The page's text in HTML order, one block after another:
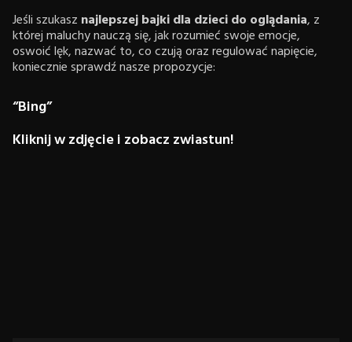
Jeśli szukasz najlepszej bajki dla dzieci do oglądania, z
której maluchy nauczą się, jak rozumieć swoje emocje,
oswoić lęk, nazwać to, co czują oraz regulować napięcie,
koniecznie sprawdź nasze propozycje:
“Bing”
Kliknij w zdjęcie i zobacz zwiastun!